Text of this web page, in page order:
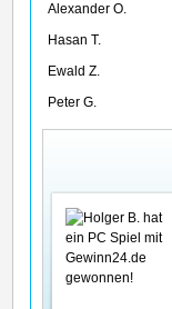
Alexander O.
Hasan T.
Ewald Z.
Peter G.